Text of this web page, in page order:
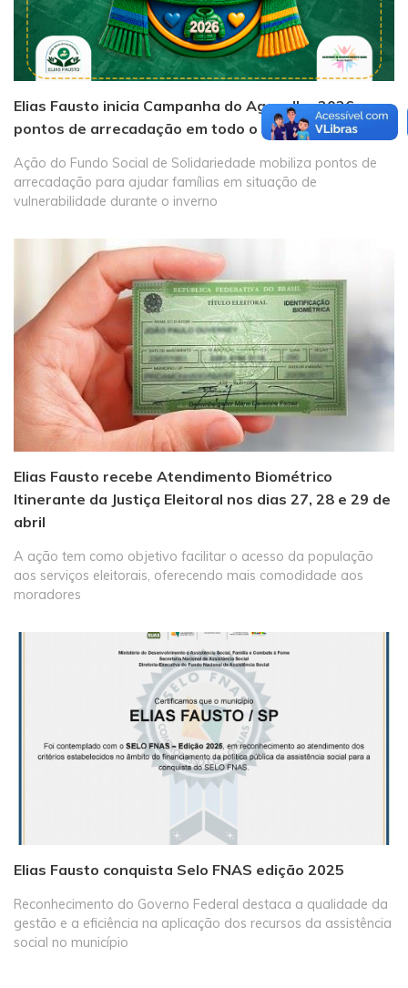
Elias Fausto inicia Campanha do Agasalho 2026 com
pontos de arrecadação em todo o município
Ação do Fundo Social de Solidariedade mobiliza pontos de
arrecadação para ajudar famílias em situação de
vulnerabilidade durante o inverno
Elias Fausto recebe Atendimento Biométrico
Itinerante da Justiça Eleitoral nos dias 27, 28 e 29 de
abril
A ação tem como objetivo facilitar o acesso da população
aos serviços eleitorais, oferecendo mais comodidade aos
moradores
Elias Fausto conquista Selo FNAS edição 2025
Reconhecimento do Governo Federal destaca a qualidade da
gestão e a eficiência na aplicação dos recursos da assistência
social no município